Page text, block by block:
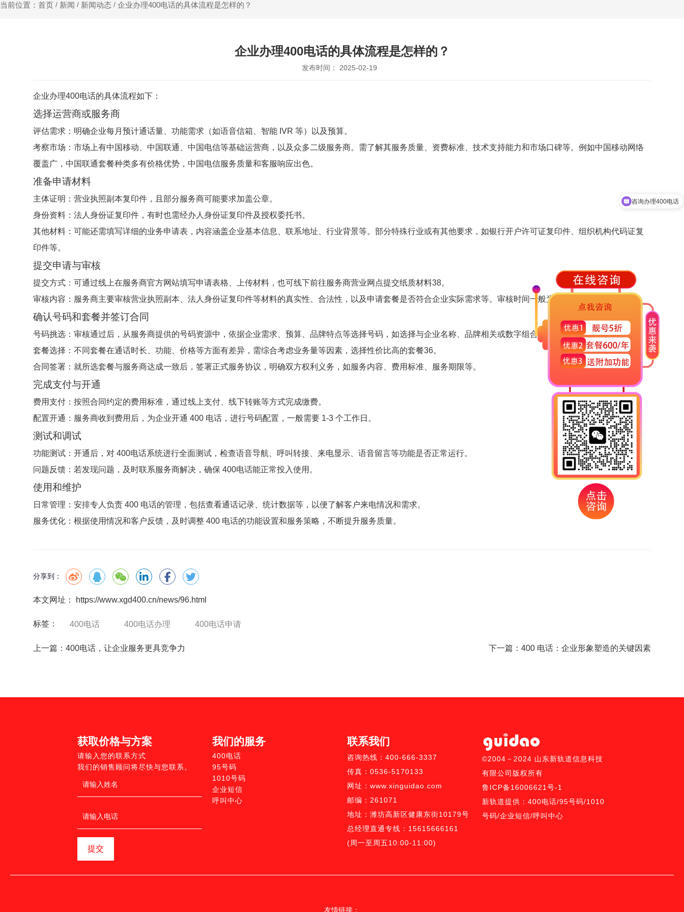
当前位置：首页 / 新闻 / 新闻动态 / 企业办理400电话的具体流程是怎样的？
企业办理400电话的具体流程是怎样的？
发布时间： 2025-02-19
企业办理400电话的具体流程如下：
选择运营商或服务商
评估需求：明确企业每月预计通话量、功能需求（如语音信箱、智能 IVR 等）以及预算。
考察市场：市场上有中国移动、中国联通、中国电信等基础运营商，以及众多二级服务商。需了解其服务质量、资费标准、技术支持能力和市场口碑等。例如中国移动网络
覆盖广，中国联通套餐种类多有价格优势，中国电信服务质量和客服响应出色。
准备申请材料
主体证明：营业执照副本复印件，且部分服务商可能要求加盖公章。
身份资料：法人身份证复印件，有时也需经办人身份证复印件及授权委托书。
其他材料：可能还需填写详细的业务申请表，内容涵盖企业基本信息、联系地址、行业背景等。部分特殊行业或有其他要求，如银行开户许可证复印件、组织机构代码证复
印件等。
提交申请与审核
提交方式：可通过线上在服务商官方网站填写申请表格、上传材料，也可线下前往服务商营业网点提交纸质材料38。
审核内容：服务商主要审核营业执照副本、法人身份证复印件等材料的真实性、合法性，以及申请套餐是否符合企业实际需求等。审核时间一般为 3-5 个工作日。
确认号码和套餐并签订合同
号码挑选：审核通过后，从服务商提供的号码资源中，依据企业需求、预算、品牌特点等选择号码，如选择与企业名称、品牌相关或数字组合简单易记的号码。
套餐选择：不同套餐在通话时长、功能、价格等方面有差异，需综合考虑业务量等因素，选择性价比高的套餐36。
合同签署：就所选套餐与服务商达成一致后，签署正式服务协议，明确双方权利义务，如服务内容、费用标准、服务期限等。
完成支付与开通
费用支付：按照合同约定的费用标准，通过线上支付、线下转账等方式完成缴费。
配置开通：服务商收到费用后，为企业开通 400 电话，进行号码配置，一般需要 1-3 个工作日。
测试和调试
功能测试：开通后，对 400电话系统进行全面测试，检查语音导航、呼叫转接、来电显示、语音留言等功能是否正常运行。
问题反馈：若发现问题，及时联系服务商解决，确保 400电话能正常投入使用。
使用和维护
日常管理：安排专人负责 400 电话的管理，包括查看通话记录、统计数据等，以便了解客户来电情况和需求。
服务优化：根据使用情况和客户反馈，及时调整 400 电话的功能设置和服务策略，不断提升服务质量。
分享到：
本文网址： https://www.xgd400.cn/news/96.html
标签： 400电话 400电话办理 400电话申请
上一篇： 400电话，让企业服务更具竞争力 下一篇： 400 电话：企业形象塑造的关键因素
获取价格与方案
请输入您的联系方式
我们的销售顾问将尽快与您联系。
提交
我们的服务
400电话
95号码
1010号码
企业短信
呼叫中心
联系我们
咨询热线：400-666-3337
传真：0536-5170133
网址：www.xinguidao.com
邮编：261071
地址：潍坊高新区健康东街10179号
总经理直通专线：15615666161
(周一至周五10:00-11:00)
©2004－2024 山东新轨道信息科技
有限公司版权所有
鲁ICP备16006621号-1
新轨道提供： 400电话/95号码/1010
号码/企业短信/呼叫中心
友情链接：
咨询办理400电话